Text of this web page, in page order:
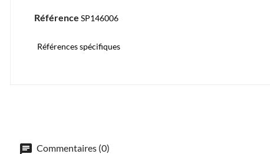
Référence SP146006
Références spécifiques
Commentaires (0)